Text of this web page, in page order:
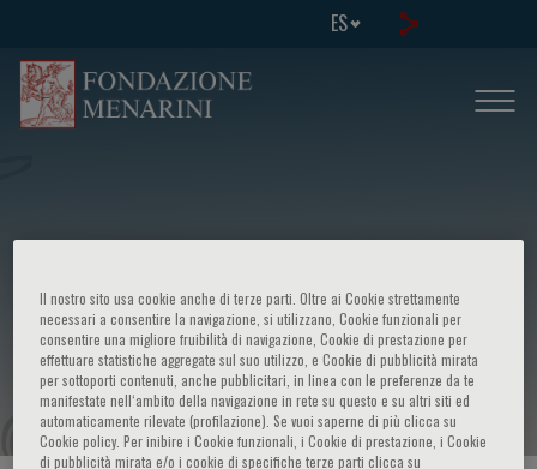
ES
I Convegno nazionale - Divisione di
chimica farmaceutica della societa'
chimica italiana
Il nostro sito usa cookie anche di terze parti. Oltre ai Cookie strettamente
necessari a consentire la navigazione, si utilizzano, Cookie funzionali per
consentire una migliore fruibilità di navigazione, Cookie di prestazione per
effettuare statistiche aggregate sul suo utilizzo, e Cookie di pubblicità mirata
per sottoporti contenuti, anche pubblicitari, in linea con le preferenze da te
manifestate nell‘ambito della navigazione in rete su questo e su altri siti ed
automaticamente rilevate (profilazione). Se vuoi saperne di più clicca su
Cookie policy. Per inibire i Cookie funzionali, i Cookie di prestazione, i Cookie
di pubblicità mirata e/o i cookie di specifiche terze parti clicca su